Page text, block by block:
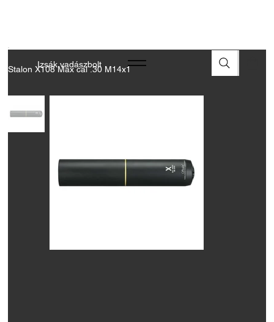
Izsák vadászbolt
Stalon X108 Max cal .30 M14x1